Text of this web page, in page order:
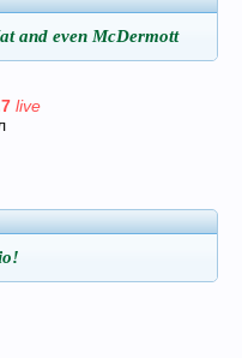
and even McDermott
live